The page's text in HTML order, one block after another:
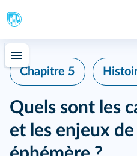
Chapitre 5
Quels sont les
et les enjeux